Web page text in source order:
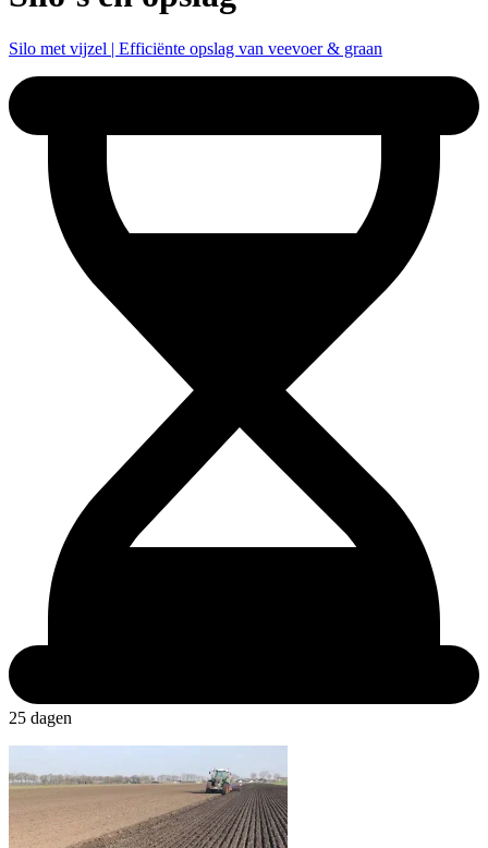
Silo met vijzel | Efficiënte opslag van veevoer & graan
25 dagen